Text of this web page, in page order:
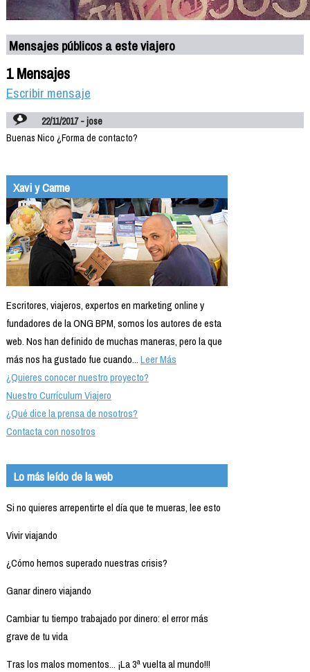
Mensajes públicos a este viajero
1 Mensajes
Escribir mensaje
22/11/2017 - jose
Buenas Nico ¿Forma de contacto?
Xavi y Carme
Escritores, viajeros, expertos en marketing online y
fundadores de la ONG BPM, somos los autores de esta
web. Nos han definido de muchas maneras, pero la que
más nos ha gustado fue cuando...Leer Más
¿Quieres conocer nuestro proyecto?
Nuestro Currículum Viajero
¿Qué dice la prensa de nosotros?
Contacta con nosotros
Lo más leído de la web
Si no quieres arrepentirte el día que te mueras, lee esto
Vivir viajando
¿Cómo hemos superado nuestras crisis?
Ganar dinero viajando
Cambiar tu tiempo trabajado por dinero: el error más
grave de tu vida
Tras los malos momentos... ¡La 3ª vuelta al mundo!!!